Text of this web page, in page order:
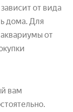
от вида
дома. Для
от
вам